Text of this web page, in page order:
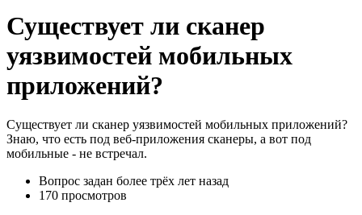
Существует ли сканер
уязвимостей мобильных
приложений?
Существует ли сканер уязвимостей мобильных приложений?
Знаю, что есть под веб-приложения сканеры, а вот под
мобильные - не встречал.
Вопрос задан более трёх лет назад
170 просмотров